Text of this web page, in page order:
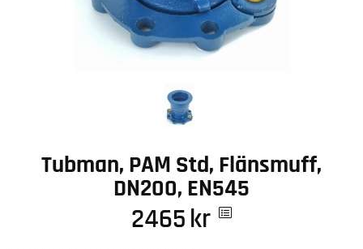
Tubman, PAM Std, Flänsmuff,
DN200, EN545
2465 kr